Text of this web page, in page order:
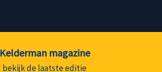
Kelderman magazine
bekijk de laatste editie